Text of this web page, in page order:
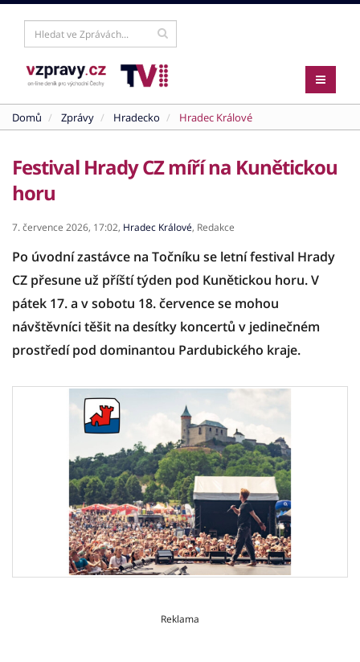
Domů Zprávy Hradecko Hradec Králové
Festival Hrady CZ míří na Kunětickou
horu
7. července 2026, 17:02, Hradec Králové, Redakce
Po úvodní zastávce na Točníku se letní festival Hrady
CZ přesune už příští týden pod Kunětickou horu. V
pátek 17. a v sobotu 18. července se mohou
návštěvníci těšit na desítky koncertů v jedinečném
prostředí pod dominantou Pardubického kraje.
Reklama